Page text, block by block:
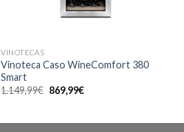
VINOTECAS
Vinoteca Caso WineComfort 380
Smart
1.149,99€ El
precio
869,99€El